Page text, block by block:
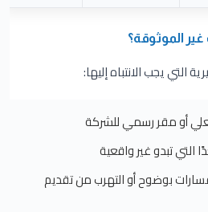
الموثوقة؟
التي يجب الانتباه إليها:
أو مقر رسمي للشركة
التي تبدو غير واقعية
بوضوح أو التهرب من تقديم